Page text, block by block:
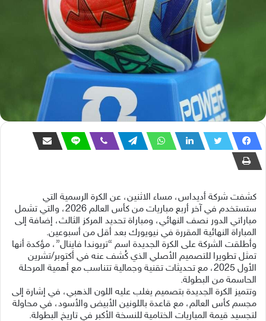
كشفت شركة أديداس، مساء الاثنين، عن الكرة الرسمية التي
ستستخدم في آخر أربع مباريات من كأس العالم 2026، والتي تشمل
مباراتي الدور نصف النهائي، ومباراة تحديد المركز الثالث، إضافة إلى
المباراة النهائية المقررة في نيويورك بعد أقل من أسبوعين.
وأطلقت الشركة على الكرة الجديدة اسم “تريوندا فاينال”، مؤكدة أنها
تمثل تطويرا للتصميم الأصلي الذي كُشف عنه في أكتوبر/تشرين
الأول 2025، مع تحديثات تقنية وجمالية تتناسب مع أهمية المرحلة
الحاسمة من البطولة.
وتتميز الكرة الجديدة بتصميم يغلب عليه اللون الذهبي، في إشارة إلى
مجسم كأس العالم، مع قاعدة باللونين الأبيض والأسود، في محاولة
لتجسيد قيمة المباريات الختامية للنسخة الأكبر في تاريخ البطولة.